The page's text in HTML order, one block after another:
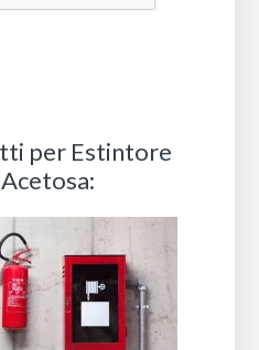
per Estintore